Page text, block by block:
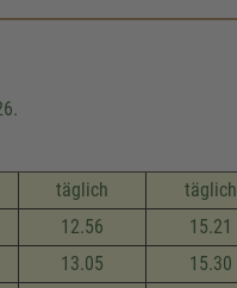
täglich täglich
12.56 15.21
13.05 15.30